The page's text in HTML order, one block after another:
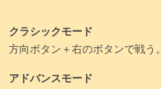
クラシックモード
方向ボタン＋右のボタンで戦う。
アドバンスモード